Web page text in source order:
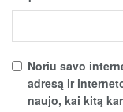
Noriu savo
adresą ir
naujo, kai kitą